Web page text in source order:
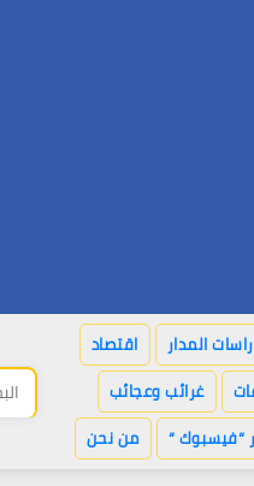
المدار
اقتصاد
غرائب وعجائب
“فيسبوك “ من نحن